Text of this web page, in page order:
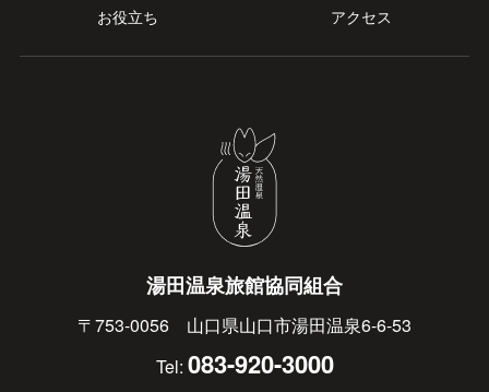
お役立ち
アクセス
湯田温泉旅館協同組合
〒753-0056 山口県山口市湯田温泉6-6-53
Tel: 083-920-3000